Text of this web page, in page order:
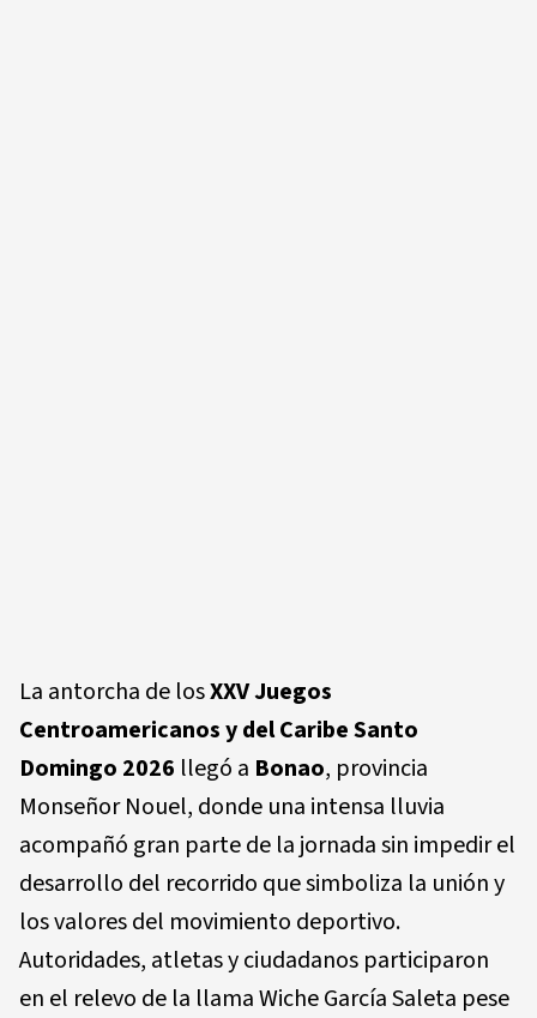
La antorcha de losXXV Juegos
Centroamericanos y del Caribe Santo
Domingo 2026 llegó a Bonao, provincia
Monseñor Nouel, donde una intensa lluvia
acompañó gran parte de la jornada sin impedir el
desarrollo del recorrido que simboliza la unión y
los valores del movimiento deportivo.
Autoridades, atletas y ciudadanos participaron
en el relevo de la llama Wiche García Saleta pese